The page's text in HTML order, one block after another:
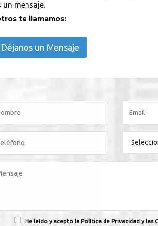
un mensaje.
te llamamos:
Déjanos un Mensaje
He leído y acepto la Política de Privacidad y las